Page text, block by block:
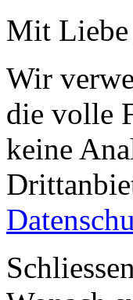
Mit Liebe
Wir
die volle
keine
Schliessen